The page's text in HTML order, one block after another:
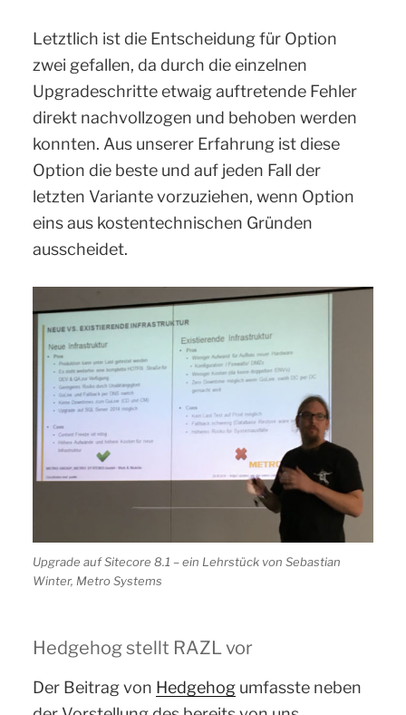
Letztlich ist die Entscheidung für Option
zwei gefallen, da durch die einzelnen
Upgradeschritte etwaig auftretende Fehler
direkt nachvollzogen und behoben werden
konnten. Aus unserer Erfahrung ist diese
Option die beste und auf jeden Fall der
letzten Variante vorzuziehen, wenn Option
eins aus kostentechnischen Gründen
ausscheidet.
Upgrade auf Sitecore 8.1 – ein Lehrstück von Sebastian
Winter, Metro Systems
Hedgehog stellt RAZL vor
Der Beitrag von Hedgehog umfasste neben